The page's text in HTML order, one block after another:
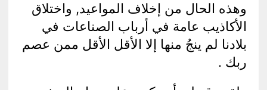
وهذه الحال من إخلاف المواعيد, واختلاق
الأكاذيب عامة في أرباب الصناعات في
بلادنا لم ينجُ منها إلا الأقل الأقل ممن عصم
ربك .